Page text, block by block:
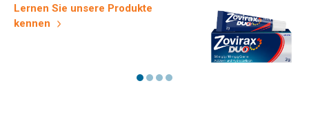
Lernen Sie unsere Produkte
kennen
Entzundüngsreaktion